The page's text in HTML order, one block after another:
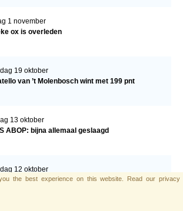
1 november
ox is overleden
19 oktober
van ’t Molenbosch wint met 199 pnt
13 oktober
ABOP: bijna allemaal geslaagd
12 oktober
ABOP Lunteren
the best experience on this website. Read our privacy